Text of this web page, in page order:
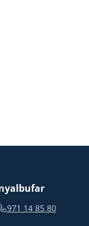
971 14 85 80